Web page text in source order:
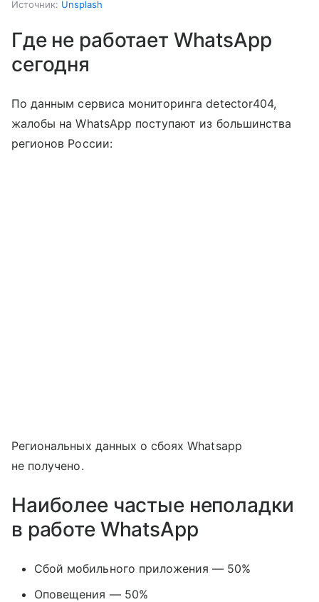
Источник: Unsplash
Где не работает WhatsApp
сегодня
По данным сервиса мониторинга detector404,
жалобы на WhatsApp поступают из большинства
регионов России:
Региональных данных о сбоях Whatsapp
не получено.
Наиболее частые неполадки
в работе WhatsApp
Сбой мобильного приложения — 50%
Оповещения — 50%